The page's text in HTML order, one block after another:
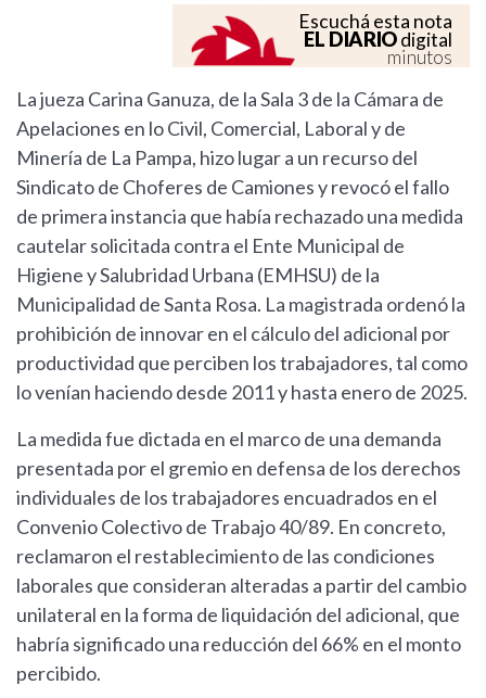
Escuchá esta nota
EL DIARIOdigital
minutos
La jueza Carina Ganuza, de la Sala 3 de la Cámara de
Apelaciones en lo Civil, Comercial, Laboral y de
Minería de La Pampa, hizo lugar a un recurso del
Sindicato de Choferes de Camiones y revocó el fallo
de primera instancia que había rechazado una medida
cautelar solicitada contra el Ente Municipal de
Higiene y Salubridad Urbana (EMHSU) de la
Municipalidad de Santa Rosa. La magistrada ordenó la
prohibición de innovar en el cálculo del adicional por
productividad que perciben los trabajadores, tal como
lo venían haciendo desde 2011 y hasta enero de 2025.
La medida fue dictada en el marco de una demanda
presentada por el gremio en defensa de los derechos
individuales de los trabajadores encuadrados en el
Convenio Colectivo de Trabajo 40/89. En concreto,
reclamaron el restablecimiento de las condiciones
laborales que consideran alteradas a partir del cambio
unilateral en la forma de liquidación del adicional, que
habría significado una reducción del 66% en el monto
percibido.